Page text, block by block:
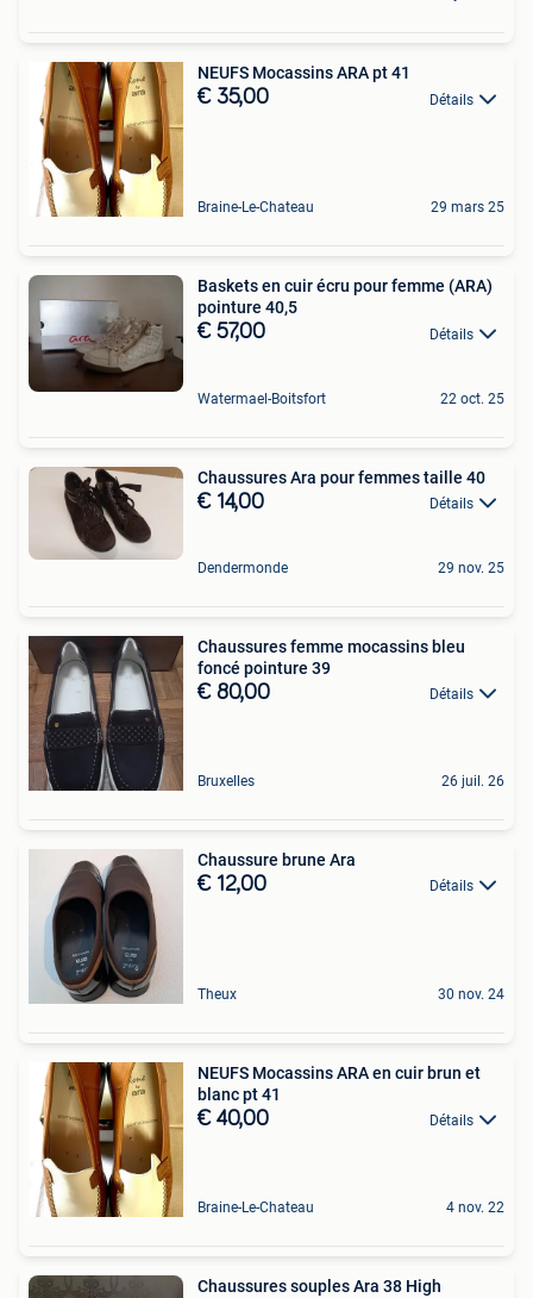
NEUFS Mocassins ARA pt 41
€ 35,00 Détails
Braine-Le-Chateau 29 mars 25
Baskets en cuir écru pour femme (ARA)
pointure 40,5
€ 57,00 Détails
Watermael-Boitsfort 22 oct. 25
Chaussures Ara pour femmes taille 40
€ 14,00 Détails
Dendermonde 29 nov. 25
Chaussures femme mocassins bleu
foncé pointure 39
€ 80,00 Détails
Bruxelles 26 juil. 26
Chaussure brune Ara
€ 12,00 Détails
Theux 30 nov. 24
NEUFS Mocassins ARA en cuir brun et
blanc pt 41
€ 40,00 Détails
Braine-Le-Chateau 4 nov. 22
Chaussures souples Ara 38 High